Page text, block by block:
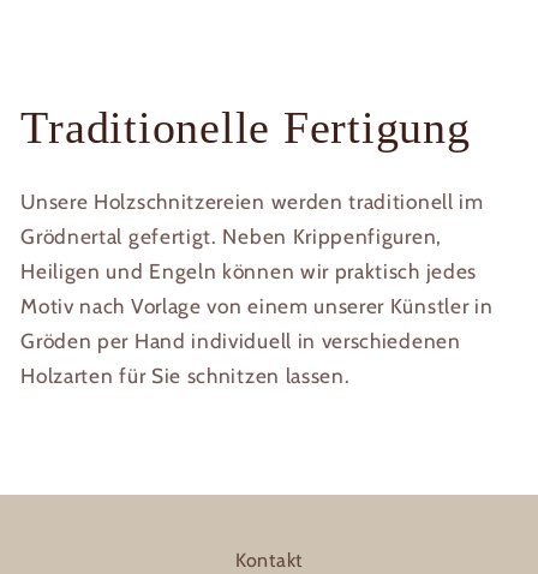
Traditionelle Fertigung
Unsere Holzschnitzereien werden traditionell im
Grödnertal gefertigt. Neben Krippenfiguren,
Heiligen und Engeln können wir praktisch jedes
Motiv nach Vorlage von einem unserer Künstler in
Gröden per Hand individuell in verschiedenen
Holzarten für Sie schnitzen lassen.
Kontakt